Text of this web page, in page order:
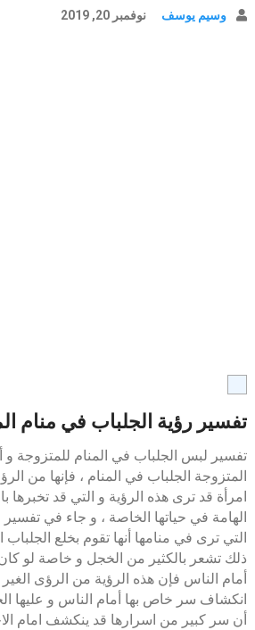
وسيم يوسف نوفمبر 20, 2019
تفسير رؤية الجلباب في منام
تفسير لبس الجلباب في المنام للمتزوجة و
المتزوجة الجلباب في المنام ، فإنها من
امرأة قد ترى هذه الرؤية و التي قد تخبرها
الهامة في حياتها الخاصة ، و جاء في
التي ترى في منامها أنها تقوم بخلع
ذلك تشعر بالكثير من الخجل و خاصة لو
أمام الناس فإن هذه الرؤية من الرؤى
انكشاف سر خاص بها أمام الناس و عليها
أن سر كبير من اسرارها قد ينكشف امام